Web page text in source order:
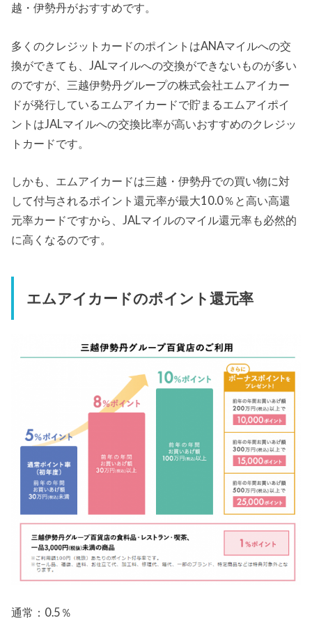
越・伊勢丹がおすすめです。
多くのクレジットカードのポイントはANAマイルへの交
換ができても、JALマイルへの交換ができないものが多い
のですが、三越伊勢丹グループの株式会社エムアイカー
ドが発行しているエムアイカードで貯まるエムアイポイ
ントはJALマイルへの交換比率が高いおすすめのクレジッ
トカードです。
しかも、エムアイカードは三越・伊勢丹での買い物に対
して付与されるポイント還元率が最大10.0％と高い高還
元率カードですから、JALマイルのマイル還元率も必然的
に高くなるのです。
エムアイカードのポイント還元率
通常：0.5％